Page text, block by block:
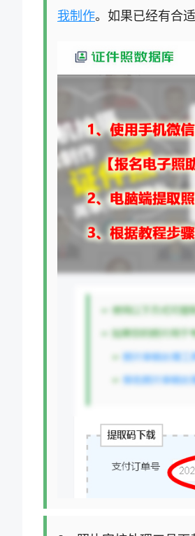
我制作。如果已经有合